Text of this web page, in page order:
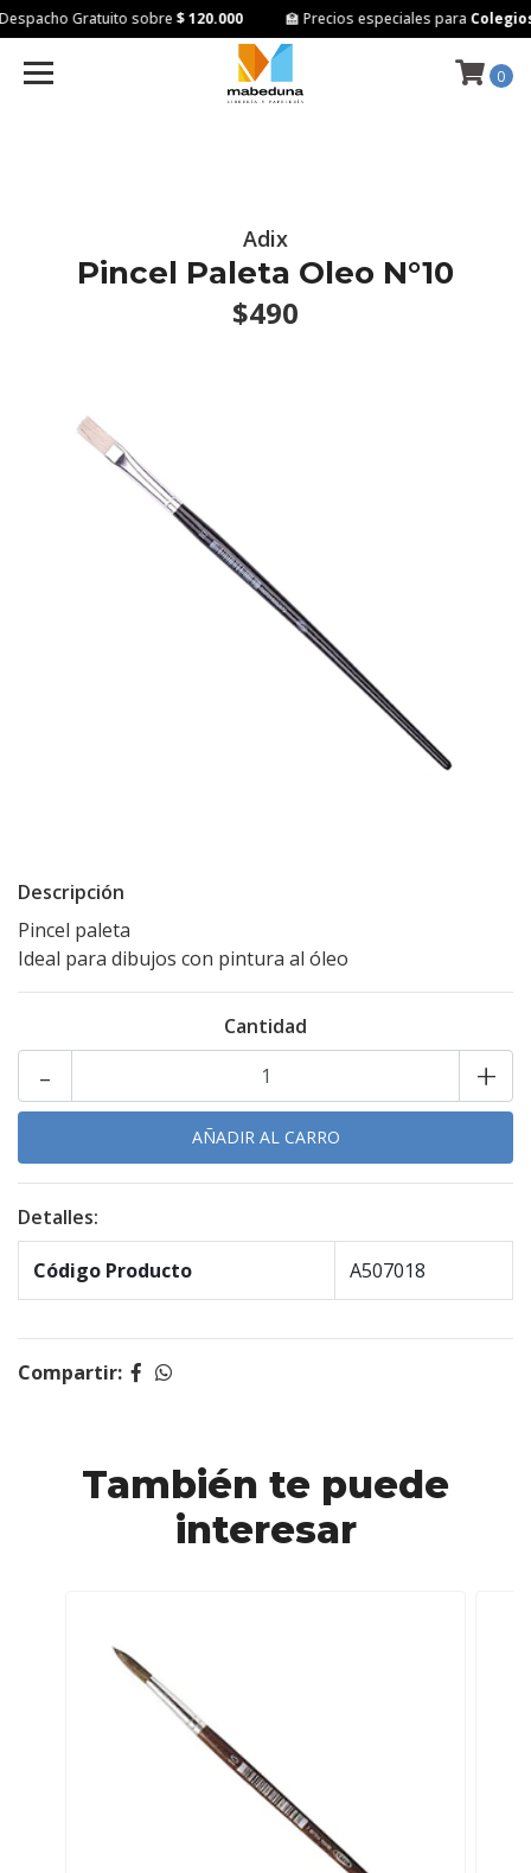
Gratuito sobre$ 120.000 🏫 Precios especiales para
0
Adix
Pincel Paleta Oleo N°10
$490
Descripción
Pincel paleta
Ideal para dibujos con pintura al óleo
Cantidad
+
-
Detalles:
Código Producto A507018
Compartir:
También te puede
interesar